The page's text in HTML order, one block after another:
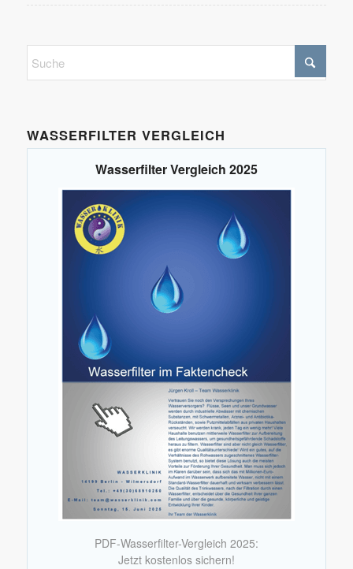
WASSERFILTER VERGLEICH
Wasserfilter Vergleich 2025
PDF-Wasserfilter-Vergleich 2025:
Jetzt kostenlos sichern!